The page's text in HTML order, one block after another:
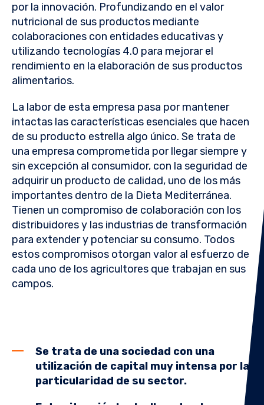
por la innovación. Profundizando en el valor
nutricional de sus productos mediante
colaboraciones con entidades educativas y
utilizando tecnologías 4.0 para mejorar el
rendimiento en la elaboración de sus productos
alimentarios.
La labor de esta empresa pasa por mantener
intactas las características esenciales que hacen
de su producto estrella algo único. Se trata de
una empresa comprometida por llegar siempre y
sin excepción al consumidor, con la seguridad de
adquirir un producto de calidad, uno de los más
importantes dentro de la Dieta Mediterránea.
Tienen un compromiso de colaboración con los
distribuidores y las industrias de transformación
para extender y potenciar su consumo. Todos
estos compromisos otorgan valor al esfuerzo de
cada uno de los agricultores que trabajan en sus
campos.
Se trata de una sociedad con una
utilización de capital muy intensa por la
particularidad de su sector.